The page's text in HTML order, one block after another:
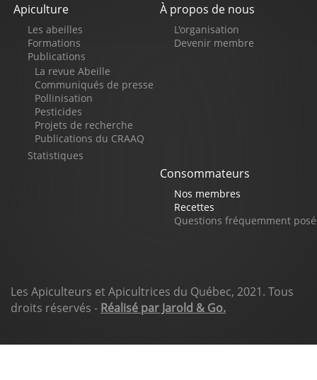
Pied
de
page
À propos de nous
L'organisation
Devenir membre
Apiculture
Les abeilles
Formations
Publications
La revue Abeille
Communiqués de presse
Pollinisation
Pesticides
Projets de recherche
Publications du CRAAQ
Statistiques
Consommateurs
Nos membres
Recettes
Questions fréquemment
Les Apiculteurs et Apicultrices du Québec, 2021. Tous
droits réservés - Réalisé par Jarold & Go.